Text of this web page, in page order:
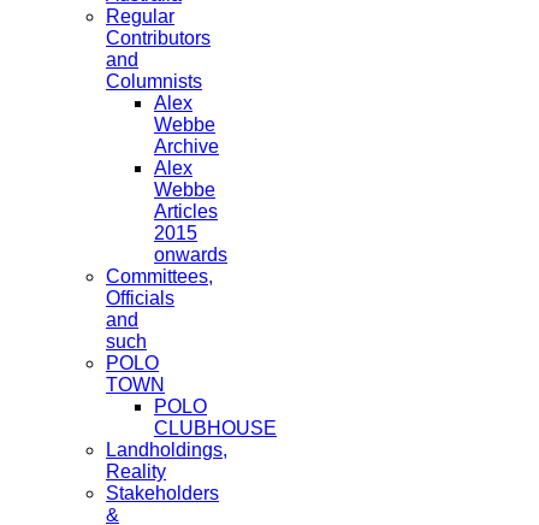
Regular
Contributors
and
Columnists
Alex
Webbe
Archive
Alex
Webbe
Articles
2015
onwards
Committees,
Officials
and
such
POLO
TOWN
POLO
CLUBHOUSE
Landholdings,
Reality
Stakeholders
&